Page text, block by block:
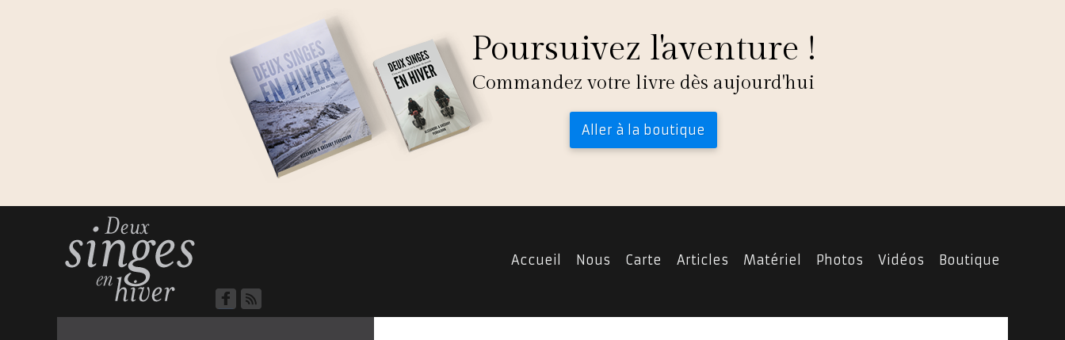
Poursuivez l'aventure !
Commandez votre livre dès aujourd'hui
Aller à la boutique
Accueil Nous Carte Articles Matériel Photos Vidéos Boutique